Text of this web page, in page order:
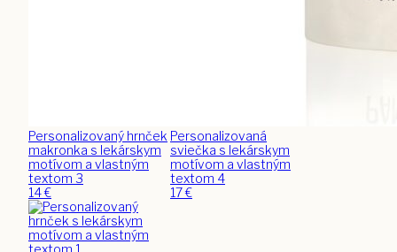
Personalizovaný hrnček
makronka s lekárskym
motívom a vlastným
textom 3
14€
Personalizovaná
sviečka s lekárskym
motívom a vlastným
textom 4
17€